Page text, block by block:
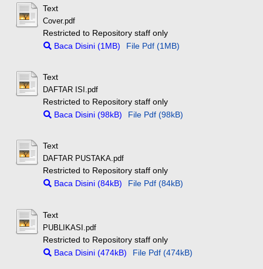
Text
Cover.pdf
Restricted to Repository staff only
Baca Disini (1MB)
File Pdf (1MB)
Text
DAFTAR ISI.pdf
Restricted to Repository staff only
Baca Disini (98kB)
File Pdf (98kB)
Text
DAFTAR PUSTAKA.pdf
Restricted to Repository staff only
Baca Disini (84kB)
File Pdf (84kB)
Text
PUBLIKASI.pdf
Restricted to Repository staff only
Baca Disini (474kB)
File Pdf (474kB)